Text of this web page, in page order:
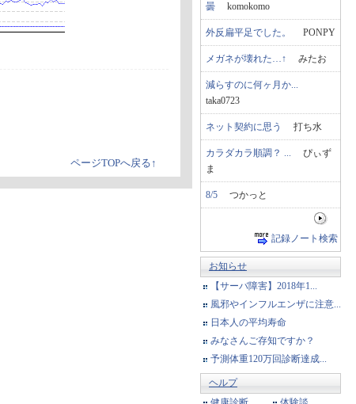
ページTOPへ戻る↑
曇 komokomo
外反扁平足でした。 PONPY
メガネが壊れた…↑ みたお
減らすのに何ヶ月か...
taka0723
ネット契約に思う 打ち水
カラダカラ順調？ ... ぴぃず
ま
8/5 つかっと
記録ノート検索
お知らせ
【サーバ障害】2018年1...
風邪やインフルエンザに注意...
日本人の平均寿命
みなさんご存知ですか？
予測体重120万回診断達成...
ヘルプ